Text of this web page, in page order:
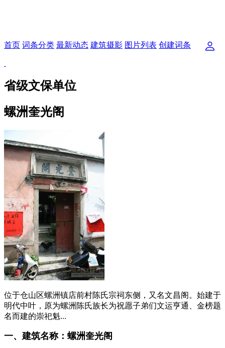
首页 词条分类 最新动态 建筑摄影 图片列表 创建词条
省级文保单位
螺洲奎光阁
位于仓山区螺洲镇店前村陈氏宗祠东侧，又名文昌阁。始建于
明代中叶，原为螺洲陈氏族长为祝愿子弟们文运亨通、金榜题
名而建的崇祀魁...
一、建筑名称：螺洲奎光阁